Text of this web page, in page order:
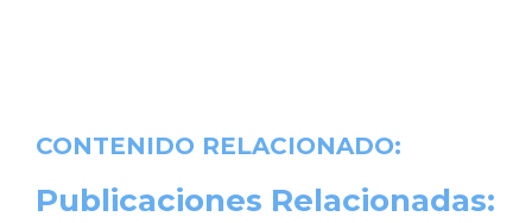
CONTENIDO RELACIONADO:
Publicaciones Relacionadas: